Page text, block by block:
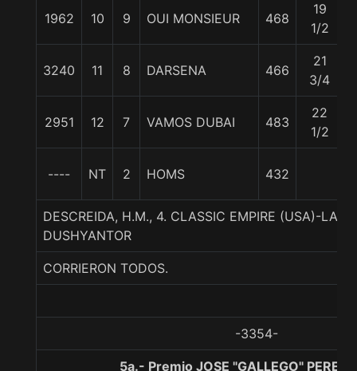
1962 10 9 OUI MONSIEUR 468
19
1/2
3240 11 8 DARSENA 466
21
3/4
2951 12 7 VAMOS DUBAI 483
22
1/2
---- NT 2 HOMS 432
DESCREIDA, H.M., 4. CLASSIC EMPIRE (USA)-LA
DUSHYANTOR
CORRIERON TODOS.
-3354-
5a.- Premio JOSE "GALLEGO"